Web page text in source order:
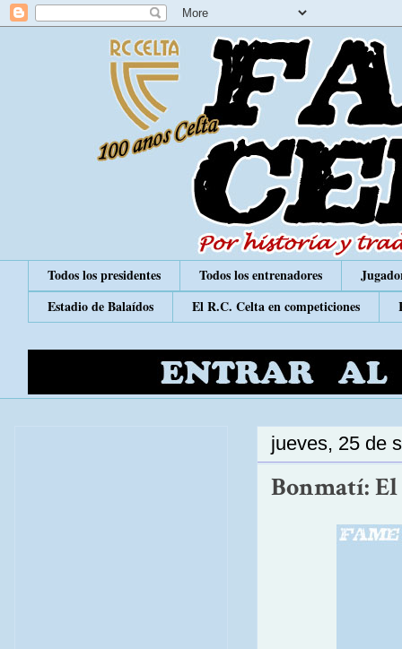
Todos los presidentes Todos los entrenadores
Estadio de Balaídos
El R.C. Celta en competiciones
jueves, 25 de
Bonmatí: